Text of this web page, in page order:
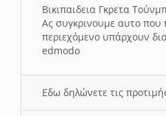
Βικιπαιδεια Γκρετα
Ας συγκρινουμε αυτο
περιεχόμενο υπάρχουν
edmodo
Εδω δηλώνετε τις